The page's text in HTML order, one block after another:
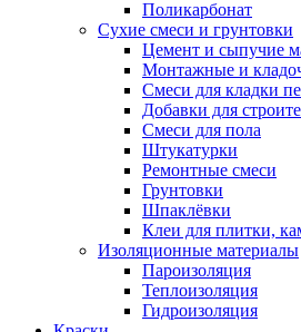
Поликарбонат
Сухие смеси и грунтовки
Цемент и сыпучие
Монтажные и
Смеси для кладки
Добавки для
Смеси для пола
Штукатурки
Ремонтные смеси
Грунтовки
Шпаклёвки
Клеи для плитки,
Изоляционные материалы
Пароизоляция
Теплоизоляция
Гидроизоляция